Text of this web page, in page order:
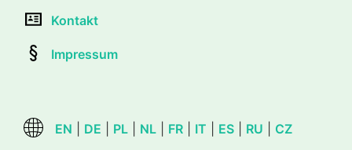
Kontakt
Impressum
EN DE PL NL FR IT ES RU CZ